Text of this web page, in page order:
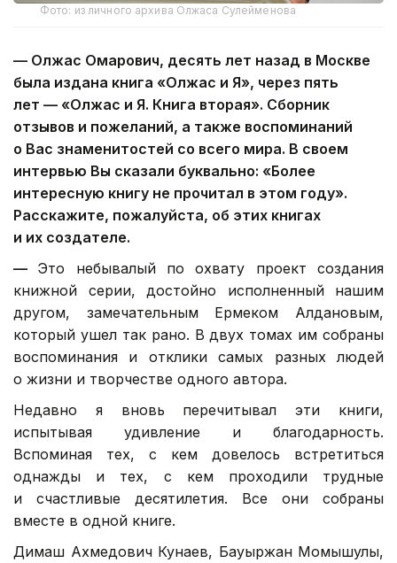
Фото: из личного архива Олжаса Сулейменова
— Олжас Омарович, десять лет назад в Москве
была издана книга «Олжас и Я», через пять
лет — «Олжас и Я. Книга вторая». Сборник
отзывов и пожеланий, а также воспоминаний
о Вас знаменитостей со всего мира. В своем
интервью Вы сказали буквально: «Более
интересную книгу не прочитал в этом году».
Расскажите, пожалуйста, об этих книгах
и их создателе.
— Это небывалый по охвату проект создания
книжной серии, достойно исполненный нашим
другом, замечательным Ермеком Алдановым,
который ушел так рано. В двух томах им собраны
воспоминания и отклики самых разных людей
о жизни и творчестве одного автора.
Недавно я вновь перечитывал эти книги,
испытывая удивление и благодарность.
Вспоминая тех, с кем довелось встретиться
однажды и тех, с кем проходили трудные
и счастливые десятилетия. Все они собраны
вместе в одной книге.
Димаш Ахмедович Кунаев, Бауыржан Момышулы,